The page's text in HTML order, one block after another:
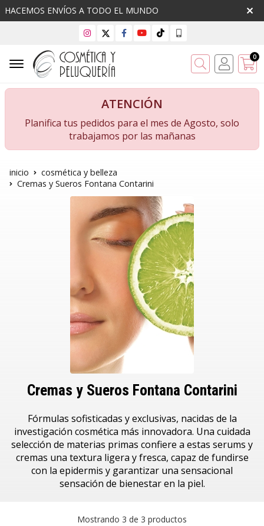
HACEMOS ENVÍOS A TODO EL MUNDO
Buscar 0
ATENCIÓN
Planifica tus pedidos para el mes de Agosto, solo
trabajamos por las mañanas
inicio
cosmética y belleza
Cremas y Sueros Fontana Contarini
Cremas y Sueros Fontana Contarini
Fórmulas sofisticadas y exclusivas, nacidas de la
investigación cosmética más innovadora. Una cuidada
selección de materias primas confiere a estas serums y
cremas una textura ligera y fresca, capaz de fundirse
con la epidermis y garantizar una sensacional
sensación de bienestar en la piel.
Mostrando 3 de 3 productos